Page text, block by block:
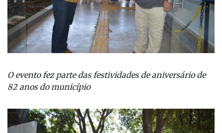
O evento fez parte das festividades de aniversário de
82 anos do município